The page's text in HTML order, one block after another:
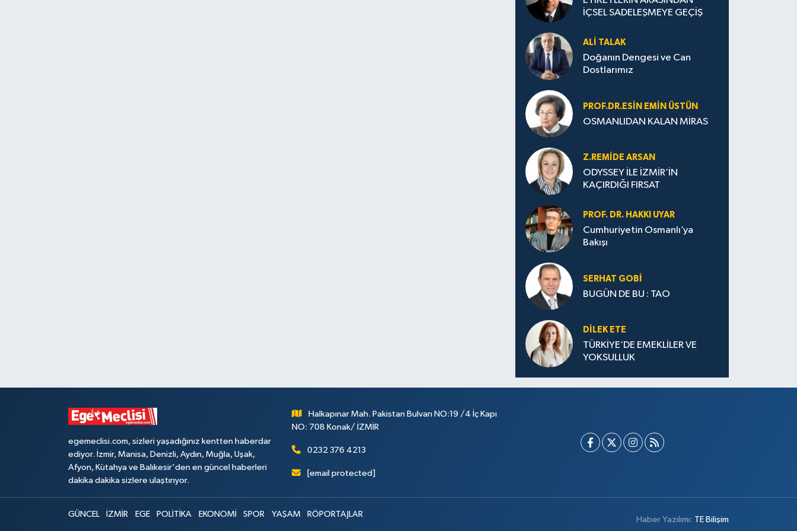
İÇSEL SADELEŞMEYE GEÇİŞ
ALI TALAK
Doğanın Dengesi ve Can
Dostlarımız
PROF.DR.ESIN EMIN ÜSTÜN
OSMANLIDAN KALAN MİRAS
Z.REMIDE ARSAN
ODYSSEY İLE İZMİR’İN
KAÇIRDIĞI FIRSAT
PROF. DR. HAKKI UYAR
Cumhuriyetin Osmanlı’ya
Bakışı
SERHAT GOBİ
BUGÜN DE BU : TAO
DILEK ETE
TÜRKİYE’DE EMEKLİLER VE
YOKSULLUK
egemeclisi.com, sizleri yaşadığınız kentten haberdar
ediyor. İzmir, Manisa, Denizli, Aydın, Muğla, Uşak,
Afyon, Kütahya ve Balıkesir'den en güncel haberleri
dakika dakika sizlere ulaştırıyor.
Halkapınar Mah. Pakistan Bulvarı NO:19 /4 İç Kapı
NO: 708 Konak/ İZMİR
0232 376 4213
[email protected]
GÜNCEL İZMİR EGE POLİTİKA EKONOMİ SPOR YAŞAM RÖPORTAJLAR
Haber Yazılımı: TE Bilişim